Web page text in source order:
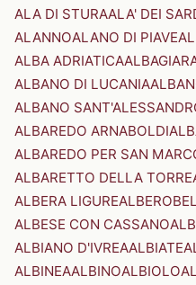
ALA DI STURAALA' DEI
ALANNOALANO DI PIAVE
ALBA ADRIATICA
ALBANO DI LUCANIA
ALBANO
ALBAREDO ARNABOLDI
ALBAREDO PER SAN
ALBARETTO DELLA TORRE
ALBERA LIGURE
ALBESE CON CASSANO
ALBIANO D'IVREAALBIATE
ALBINEAALBINOALBIOLO